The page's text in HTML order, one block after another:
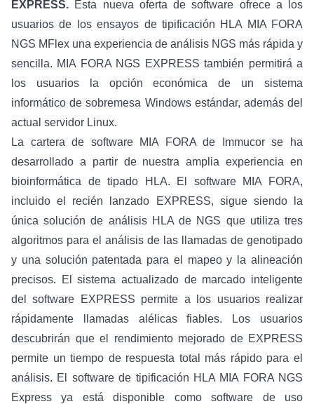
EXPRESS. Esta nueva oferta de software ofrece a los
usuarios de los ensayos de tipificación HLA MIA FORA
NGS MFlex una experiencia de análisis NGS más rápida y
sencilla. MIA FORA NGS EXPRESS también permitirá a
los usuarios la opción económica de un sistema
informático de sobremesa Windows estándar, además del
actual servidor Linux.
La cartera de software MIA FORA de Immucor se ha
desarrollado a partir de nuestra amplia experiencia en
bioinformática de tipado HLA. El software MIA FORA,
incluido el recién lanzado EXPRESS, sigue siendo la
única solución de análisis HLA de NGS que utiliza tres
algoritmos para el análisis de las llamadas de genotipado
y una solución patentada para el mapeo y la alineación
precisos. El sistema actualizado de marcado inteligente
del software EXPRESS permite a los usuarios realizar
rápidamente llamadas alélicas fiables. Los usuarios
descubrirán que el rendimiento mejorado de EXPRESS
permite un tiempo de respuesta total más rápido para el
análisis. El software de tipificación HLA MIA FORA NGS
Express ya está disponible como software de uso